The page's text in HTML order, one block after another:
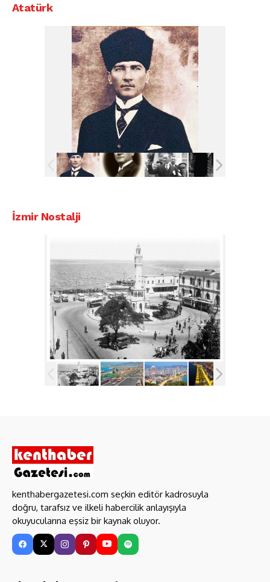
Atatürk
İzmir Nostalji
kenthabergazetesi.com seçkin editör kadrosuyla
doğru, tarafsız ve ilkeli habercilik anlayışıyla
okuyucularına eşsiz bir kaynak oluyor.